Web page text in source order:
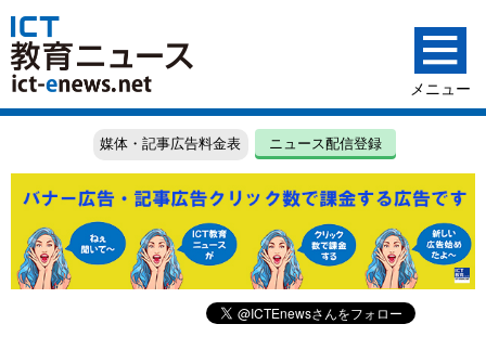
媒体・記事広告料金表 ニュース配信登録